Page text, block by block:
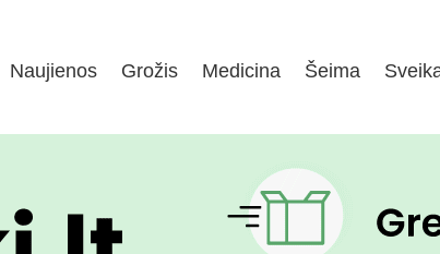
Naujienos Grožis Medicina Šeima